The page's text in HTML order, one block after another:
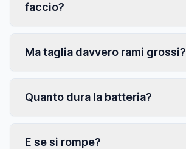
faccio?
Ma taglia davvero rami grossi?
Quanto dura la batteria?
E se si rompe?